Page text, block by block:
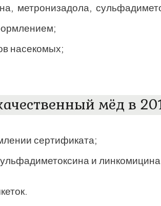
метронизадола,
насекомых;
мёд в
сертификата;
и